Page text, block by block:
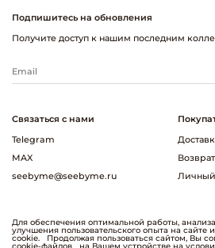
Подпишитесь на обновления
Получите доступ к нашим последним
Связаться с нами
Telegram
MAX
seebyme@seebyme.ru
Личный
Оферта и политика конфиденциальности
Пользовательское соглашение
Для обеспечения оптимальной работы,
улучшения пользовательского опыта на сайте
cookie. Продолжая пользоваться сайтом, Вы